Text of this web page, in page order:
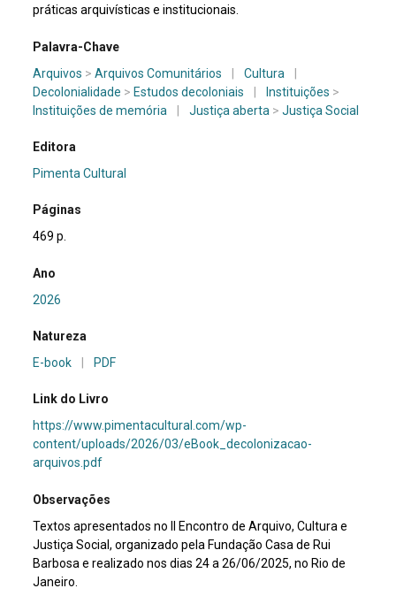
práticas arquivísticas e institucionais.
Palavra-Chave
Arquivos >Arquivos Comunitários | Cultura
|
Decolonialidade >Estudos decoloniais | Instituições >
Instituições de memória
| Justiça aberta >Justiça Social
Editora
Pimenta Cultural
Páginas
469 p.
Ano
2026
Natureza
E-book
PDF
Link do Livro
https://www.pimentacultural.com/wp-
content/uploads/2026/03/eBook_decolonizacao-
arquivos.pdf
Observações
Textos apresentados no II Encontro de Arquivo, Cultura e
Justiça Social, organizado pela Fundação Casa de Rui
Barbosa e realizado nos dias 24 a 26/06/2025, no Rio de
Janeiro.